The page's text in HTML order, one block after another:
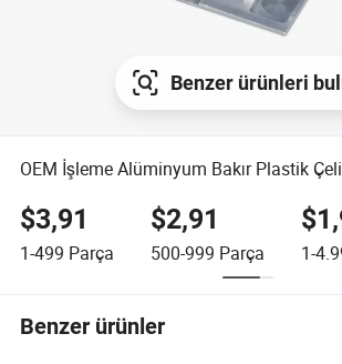
Benzer ürünleri
OEM İşleme Alüminyum Bakır Plastik
$3,91
1-499 Parça
$2,91
500-999 Parça 1-
Benzer ürünler